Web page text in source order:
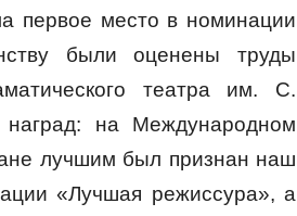
первое место в номинации
были оценены труды
театра им. С.
на Международном
лучшим был признан наш
«Лучшая режиссура», а